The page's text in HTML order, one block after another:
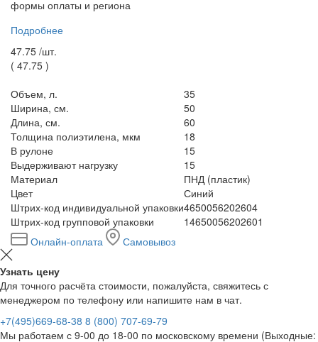
формы оплаты и региона
Подробнее
47.75 /шт.
( 47.75 )
Объем, л.
35
Ширина, см.
50
Длина, см.
60
Толщина полиэтилена, мкм
18
В рулоне
15
Выдерживают нагрузку
15
Материал
ПНД (пластик)
Цвет
Синий
Штрих-код индивидуальной упаковки4650056202604
Штрих-код групповой упаковки
14650056202601
Онлайн-оплата
Самовывоз
Узнать цену
Для точного расчёта стоимости, пожалуйста, свяжитесь с
менеджером по телефону или напишите нам в чат.
+7(495)669-68-38 8 (800) 707-69-79
Мы работаем с 9-00 до 18-00 по московскому времени (Выходные: